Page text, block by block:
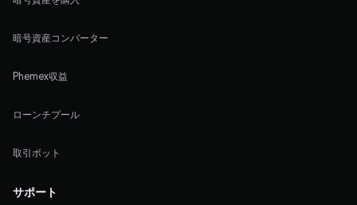
暗号資産コンバーター
Phemex収益
ローンチプール
取引ボット
サポート